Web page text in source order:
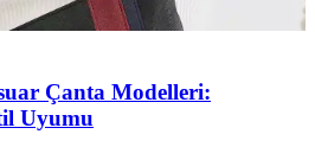
Çanta Modelleri:
Uyumu